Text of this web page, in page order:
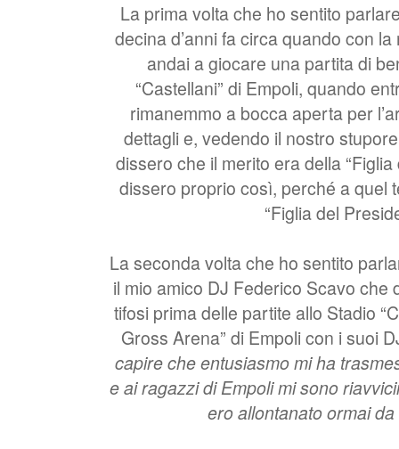
La prima volta che ho sentito
decina d’anni fa circa quando con
andai a giocare una partita di
“Castellani” di Empoli, quando
rimanemmo a bocca aperta per
dettagli e, vedendo il nostro
dissero che il merito era della
dissero proprio così, perché a quel
“Figlia del
La seconda volta che ho sentito
il mio amico DJ Federico Scavo che
tifosi prima delle partite allo Stadio
Gross Arena” di Empoli con i suoi
capire che entusiasmo mi ha
e ai ragazzi di Empoli mi sono
ero allontanato ormai da